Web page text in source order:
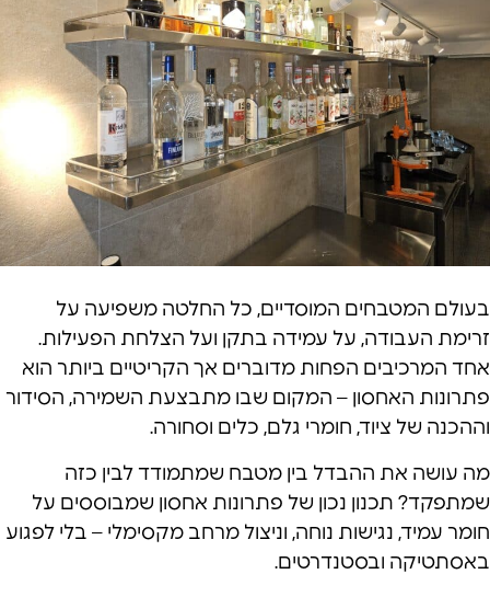
בעולם המטבחים המוסדיים, כל החלטה משפיעה על
זרימת העבודה, על עמידה בתקן ועל הצלחת הפעילות.
אחד המרכיבים הפחות מדוברים אך הקריטיים ביותר הוא
פתרונות האחסון – המקום שבו מתבצעת השמירה, הסידור
וההכנה של ציוד, חומרי גלם, כלים וסחורה.
מה עושה את ההבדל בין מטבח שמתמודד לבין כזה
שמתפקד? תכנון נכון של פתרונות אחסון שמבוססים על
חומר עמיד, נגישות נוחה, וניצול מרחב מקסימלי – בלי לפגוע
באסתטיקה ובסטנדרטים.